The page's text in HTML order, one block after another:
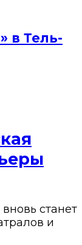
в Тель-
станет
и